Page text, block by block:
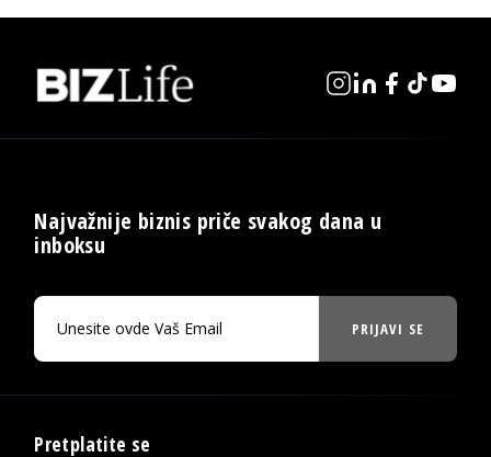
Najvažnije biznis priče svakog dana u
inboksu
PRIJAVI SE
Pretplatite se